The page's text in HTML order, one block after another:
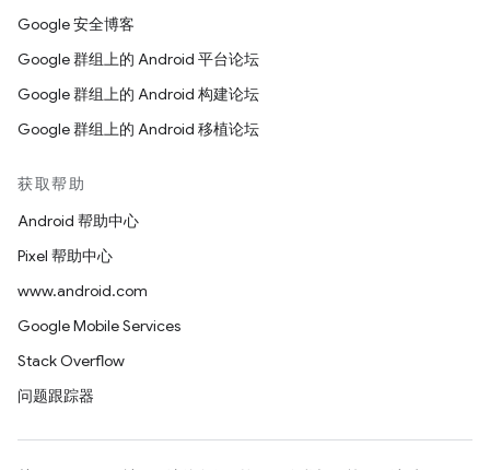
Google 安全博客
Google 群组上的 Android 平台论坛
Google 群组上的 Android 构建论坛
Google 群组上的 Android 移植论坛
获取帮助
Android 帮助中心
Pixel 帮助中心
www.android.com
Google Mobile Services
Stack Overflow
问题跟踪器